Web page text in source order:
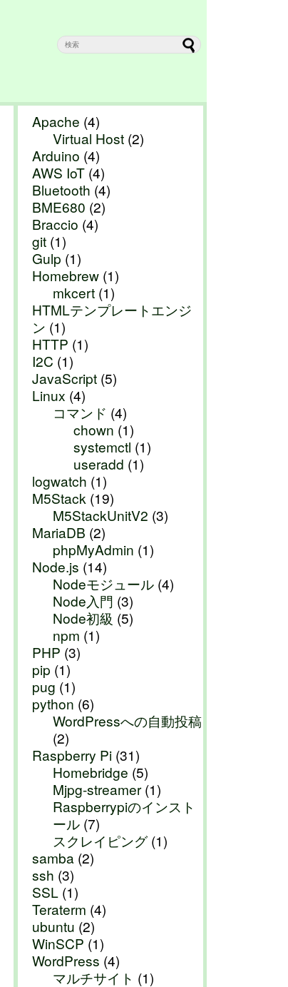
Apache (4)
Virtual Host(2)
Arduino (4)
AWS IoT (4)
Bluetooth (4)
BME680 (2)
Braccio (4)
git (1)
Gulp (1)
Homebrew (1)
mkcert(1)
HTMLテンプレートエンジ
ン (1)
HTTP (1)
I2C (1)
JavaScript (5)
Linux (4)
コマンド (4)
chown (1)
systemctl (1)
useradd (1)
logwatch (1)
M5Stack (19)
M5StackUnitV2 (3)
MariaDB (2)
phpMyAdmin (1)
Node.js (14)
Nodeモジュール(4)
Node入門 (3)
Node初級 (5)
npm (1)
PHP (3)
pip (1)
pug (1)
python (6)
WordPressへの自動投稿
(2)
Raspberry Pi (31)
Homebridge (5)
Mjpg-streamer(1)
Raspberrypiのインスト
ール(7)
スクレイピング(1)
samba (2)
ssh (3)
SSL (1)
Teraterm (4)
ubuntu (2)
WinSCP (1)
WordPress (4)
マルチサイト (1)